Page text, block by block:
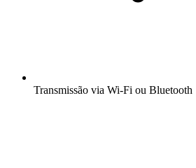
Transmissão via Wi-Fi ou Bluetooth